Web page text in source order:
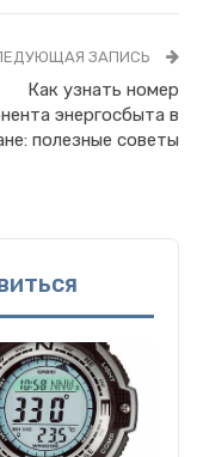
ЗАПИСЬ
Как узнать номер
энергосбыта в
полезные советы